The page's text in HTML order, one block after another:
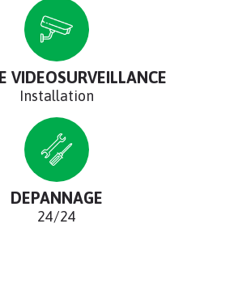
VIDEOSURVEILLANCE
Installation
DEPANNAGE
24/24